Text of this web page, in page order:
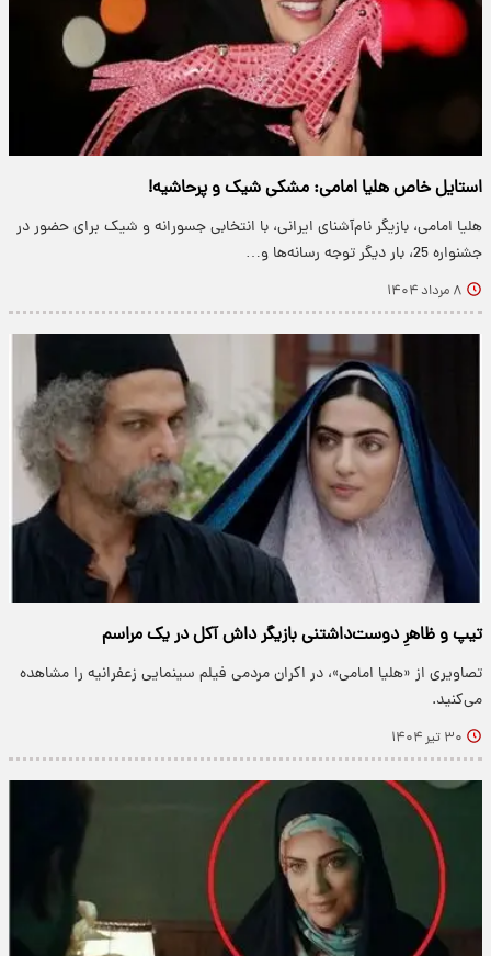
استایل خاص هلیا امامی: مشکی شیک و پرحاشیه!
هلیا امامی، بازیگر نام‌آشنای ایرانی، با انتخابی جسورانه و شیک برای حضور در
جشنواره 25، بار دیگر توجه رسانه‌ها و…
۸ مرداد ۱۴۰۴
تیپ و ظاهرِ دوست‌داشتنی بازیگر داش آکل در یک مراسم
تصاویری از «هلیا امامی»، در اکران مردمی فیلم سینمایی زعفرانیه را مشاهده
می‌کنید.
۳۰ تیر ۱۴۰۴